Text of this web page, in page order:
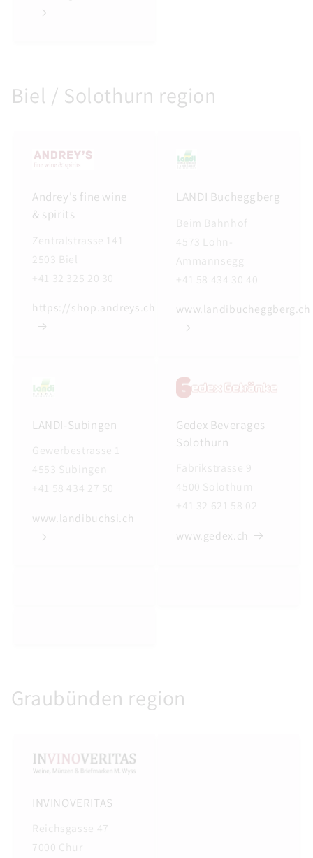
Biel / Solothurn region
Andrey's fine wine
& spirits
Zentralstrasse 141
2503 Biel
+41 32 325 20 30
https://shop.andreys.ch
LANDI Bucheggberg
Beim Bahnhof
4573 Lohn-
Ammannsegg
+41 58 434 30 40
www.landibucheggberg.ch
LANDI-Subingen
Gewerbestrasse 1
4553 Subingen
+41 58 434 27 50
www.landibuchsi.ch
Gedex Beverages
Solothurn
Fabrikstrasse 9
4500 Solothurn
+41 32 621 58 02
www.gedex.ch
Graubünden region
INVINOVERITAS
Reichsgasse 47
7000 Chur